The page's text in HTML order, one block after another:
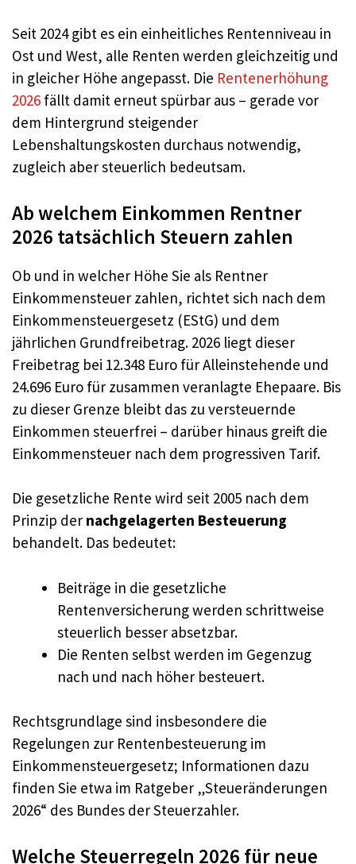
Seit 2024 gibt es ein einheitliches Rentenniveau in
Ost und West, alle Renten werden gleichzeitig und
in gleicher Höhe angepasst. Die Rentenerhöhung
2026 fällt damit erneut spürbar aus – gerade vor
dem Hintergrund steigender
Lebenshaltungskosten durchaus notwendig,
zugleich aber steuerlich bedeutsam.
Ab welchem Einkommen Rentner
2026 tatsächlich Steuern zahlen
Ob und in welcher Höhe Sie als Rentner
Einkommensteuer zahlen, richtet sich nach dem
Einkommensteuergesetz (EStG) und dem
jährlichen Grundfreibetrag. 2026 liegt dieser
Freibetrag bei 12.348 Euro für Alleinstehende und
24.696 Euro für zusammen veranlagte Ehepaare. Bis
zu dieser Grenze bleibt das zu versteuernde
Einkommen steuerfrei – darüber hinaus greift die
Einkommensteuer nach dem progressiven Tarif.
Die gesetzliche Rente wird seit 2005 nach dem
Prinzip der nachgelagerten Besteuerung
behandelt. Das bedeutet:
Beiträge in die gesetzliche
Rentenversicherung werden schrittweise
steuerlich besser absetzbar.
Die Renten selbst werden im Gegenzug
nach und nach höher besteuert.
Rechtsgrundlage sind insbesondere die
Regelungen zur Rentenbesteuerung im
Einkommensteuergesetz; Informationen dazu
finden Sie etwa im Ratgeber „Steueränderungen
2026“ des Bundes der Steuerzahler.
Welche Steuerregeln 2026 für neue